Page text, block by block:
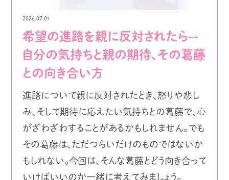
2026.07.01
希望の進路を親に反対されたら--
自分の気持ちと親の期待、その葛藤
との向き合い方
進路について親に反対されたとき、怒りや悲し
み、そして期待に応えたい気持ちとの葛藤で、心
がざわざわすることがあるかもしれません。でも
その葛藤は、ただつらいだけのものではないか
もしれない。今回は、そんな葛藤とどう向き合って
いけばいいのか一緒に考えてみましょう。